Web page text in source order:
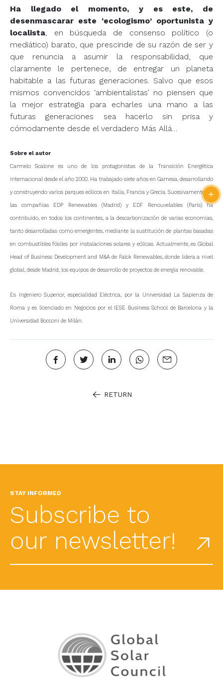
Ha llegado el momento, y es este, de
desenmascarar este ‘ecologismo’ oportunista y
localista, en búsqueda de consenso político (o
mediático) barato, que prescinde de su razón de ser y
que renuncia a asumir la responsabilidad, que
claramente le pertenece, de entregar un planeta
habitable a las futuras generaciones. Salvo que esos
mismos convencidos ‘ambientalistas’ no piensen que
la mejor estrategia para echarles una mano a las
futuras generaciones sea hacerlo sin prisa y
cómodamente desde el verdadero Más Allá…
Sobre el autor
Carmelo Scalone es uno de los protagonistas de la Transición Energética
Internacional desde el año 2000. Ha trabajado siete años en Gamesa, desarrollando
y construyendo varios parques eólicos en Italia, Francia y Grecia. Sucesivamente, en
las compañías EDP Renewables (Madrid) y EDF Renouvelables (París) ha
contribuido, en todos los continentes, a la descarbonización de varias economías,
tanto desarrolladas como emergentes, mediante la sustitución de plantas basadas
en combustibles fósiles por instalaciones solares y eólicas. Actualmente, es Global
Head of Business Development and M&A de Falck Renewables, donde lidera a nivel
global, desde Madrid, los equipos de desarrollo de proyectos de energía renovable.
Es Ingeniero Superior, especialidad Eléctrica, por la Universidad La Sapienza de
Roma y es licenciado en Negocios por el IESE Business School de Barcelona y la
Universidad Bocconi de Milán.
RETURN
STAY INFORMED
Subscribe to
our newsletter!